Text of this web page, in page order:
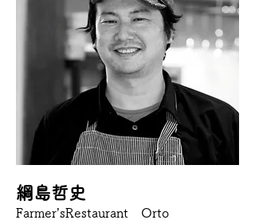
綱島哲史
Farmer’sRestaurant Orto